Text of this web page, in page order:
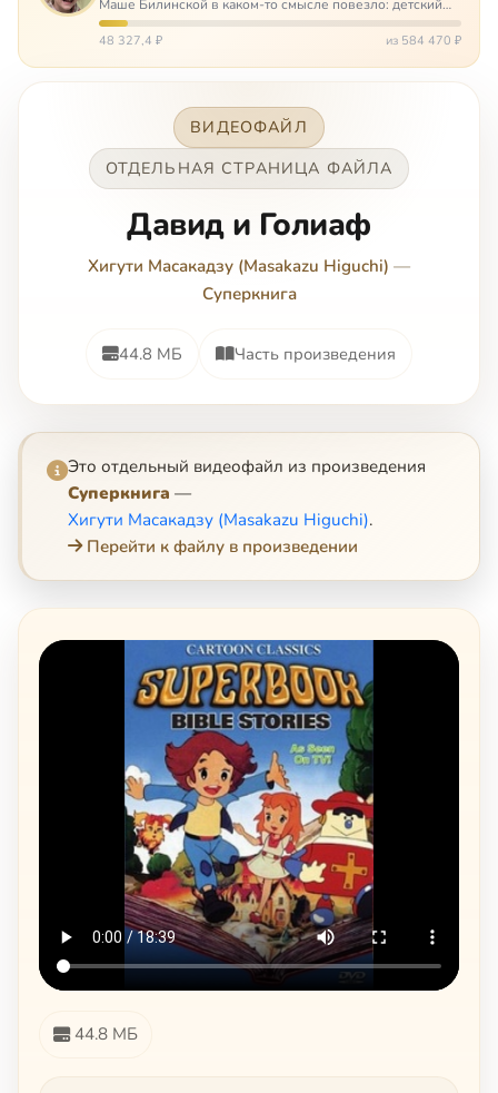
Маше Билинской в каком-то смысле повезло: детский
церебральный паралич зацепил её не очень сильно. Но
всё-таки есть диагноз и есть немалые проблемы – Маша
48 327,4 ₽ из 584 470 ₽
ВИДЕОФАЙЛ
ОТДЕЛЬНАЯ СТРАНИЦА ФАЙЛА
Давид и Голиаф
Хигути Масакадзу (Masakazu Higuchi) —
Суперкнига
44.8 МБ Часть произведения
Это отдельный видеофайл из произведения
Суперкнига —
Хигути Масакадзу (Masakazu Higuchi).
Перейти к файлу в произведении
44.8 МБ